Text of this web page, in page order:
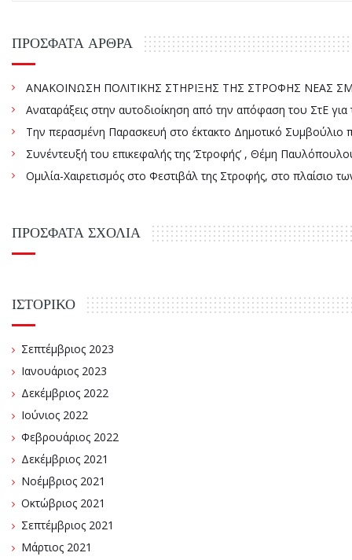
ΠΡΌΣΦΑΤΑ ΆΡΘΡΑ
ΑΝΑΚΟΙΝΩΣΗ ΠΟΛΙΤΙΚΗΣ ΣΤΗΡΙΞΗΣ ΤΗΣ ΣΤΡΟΦΗΣ ΝΕΑΣ
Αναταράξεις στην αυτοδιοίκηση από την απόφαση του ΣτΕ
Την περασμένη Παρασκευή στο έκτακτο Δημοτικό Συμβούλιο
Συνέντευξή του επικεφαλής της ‘Στροφής’ , Θέμη
Ομιλία-Χαιρετισμός στο Φεστιβάλ της Στροφής, στο πλαίσιο
ΠΡΌΣΦΑΤΑ ΣΧΌΛΙΑ
ΙΣΤΟΡΙΚΌ
Σεπτέμβριος 2023
Ιανουάριος 2023
Δεκέμβριος 2022
Ιούνιος 2022
Φεβρουάριος 2022
Δεκέμβριος 2021
Νοέμβριος 2021
Οκτώβριος 2021
Σεπτέμβριος 2021
Μάρτιος 2021